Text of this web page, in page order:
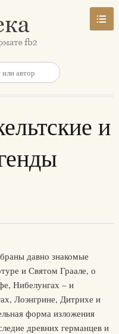
и
давно знакомые
и Святом Граале, о
Нибелунгах – и
Лоэнгрине, Дитрихе и
форма изложения
древних германцев и